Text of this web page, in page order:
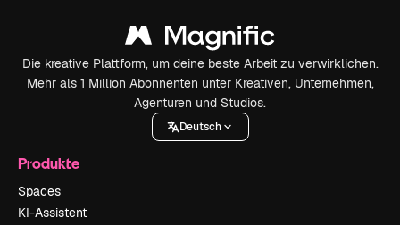
Die kreative Plattform, um deine beste Arbeit zu verwirklichen.
Mehr als 1 Million Abonnenten unter Kreativen, Unternehmen,
Agenturen und Studios.
Deutsch
Produkte
Spaces
KI-Assistent